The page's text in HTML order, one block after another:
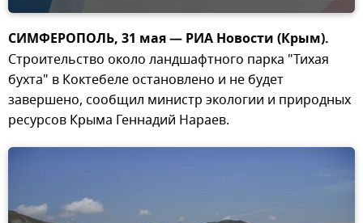
СИМФЕРОПОЛЬ, 31 мая — РИА Новости (Крым).
Строительство около ландшафтного парка "Тихая
бухта" в Коктебеле остановлено и не будет
завершено, сообщил министр экологии и природных
ресурсов Крыма Геннадий Нараев.